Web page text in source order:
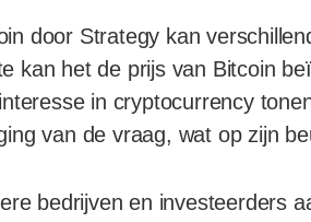
door Strategy kan
kan het de prijs van Bitcoin
in cryptocurrency
van de vraag, wat op zijn
bedrijven en investeerders